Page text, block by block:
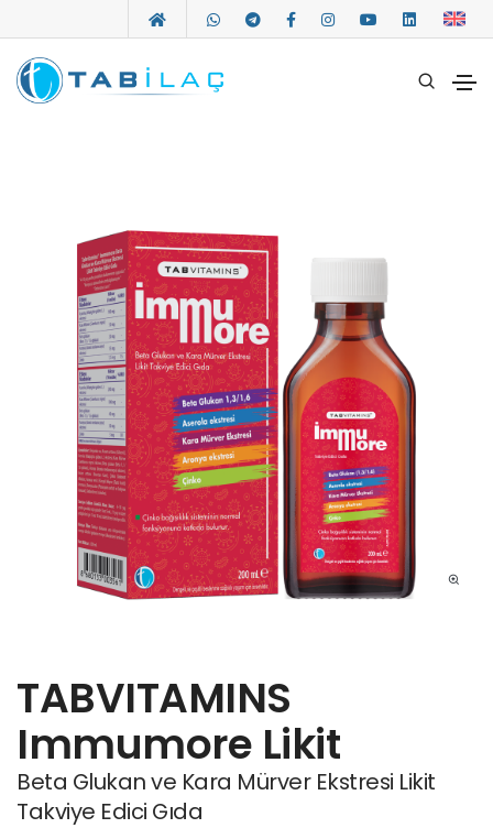
TABVITAMINS
Immumore Likit
Beta Glukan ve Kara Mürver Ekstresi Likit
Takviye Edici Gıda